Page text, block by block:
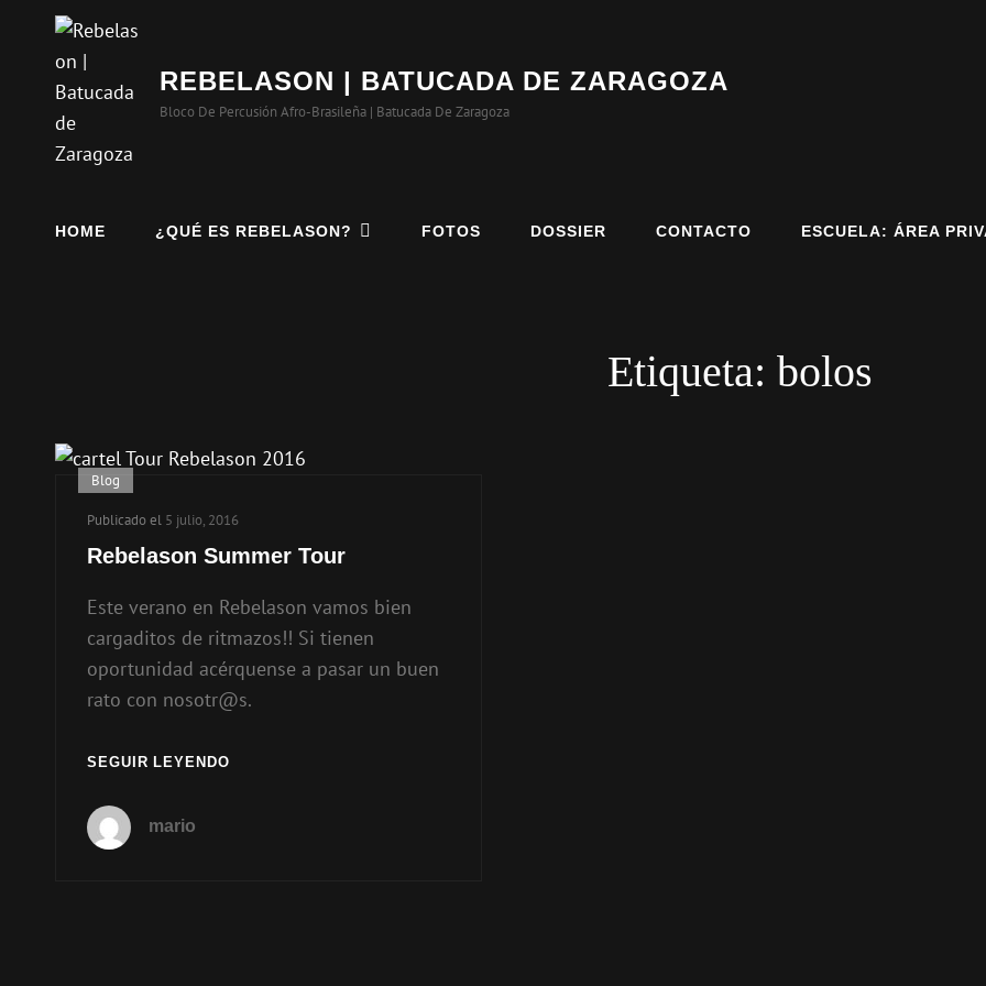
REBELASON | BATUCADA DE ZARAGOZA
Bloco De Percusión Afro-Brasileña | Batucada De Zaragoza
HOME ¿QUÉ ES REBELASON? FOTOS DOSSIER CONTACTO ESCUELA: ÁREA
Etiqueta: bolos
Blog
Publicado el 5 julio, 2016
Rebelason Summer Tour
Este verano en Rebelason vamos bien
cargaditos de ritmazos!! Si tienen
oportunidad acérquense a pasar un buen
rato con nosotr@s.
SEGUIR LEYENDO
mario